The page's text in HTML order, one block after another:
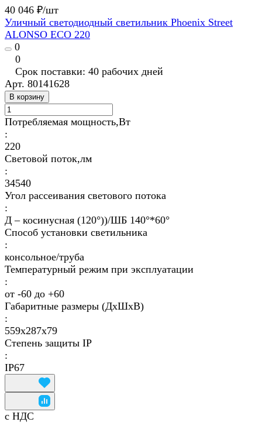
40 046 ₽/шт
Уличный светодиодный светильник Phoenix Street
ALONSO ECO 220
0
0
Срок поставки: 40 рабочих дней
Арт. 80141628
В корзину
Потребляемая мощность,Вт
:
220
Световой поток,лм
:
34540
Угол рассеивания светового потока
:
Д – косинусная (120°))/ШБ 140°*60°
Способ установки светильника
:
консольное/труба
Температурный режим при эксплуатации
:
от -60 до +60
Габаритные размеры (ДхШхВ)
:
559x287x79
Степень защиты IP
:
IP67
с НДС